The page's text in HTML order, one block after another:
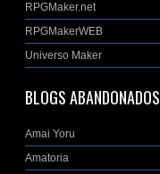
RPGMaker.net
RPGMakerWEB
Universo Maker
BLOGS ABANDONADOS
Amai Yoru
Amatoria